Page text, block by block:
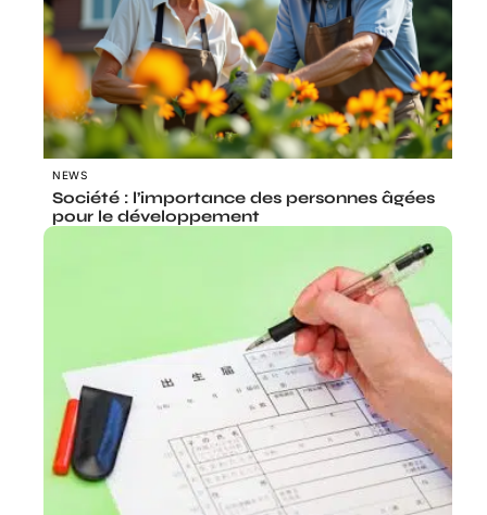
NEWS
Société : l’importance des personnes âgées
pour le développement